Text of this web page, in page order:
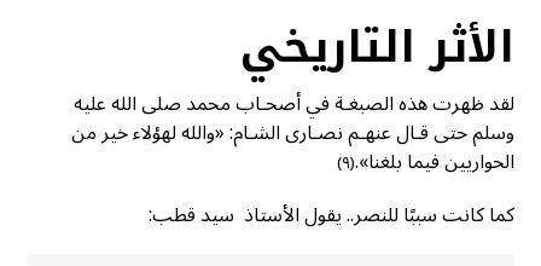
الأثر التاريخي
لقد ظهرت هذه الصبغـة في أصحـاب محمد صلى الله عليه
وسلم حتى قـال عنهـم نصـارى الشـام: «والله لهؤلاء خير من
الحواريين فيما بلغنا».(٩)
كما كانت سببًا للنصر.. يقول الأستاذ سيد قطب: